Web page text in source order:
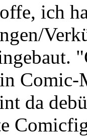
ich
Comic-
da